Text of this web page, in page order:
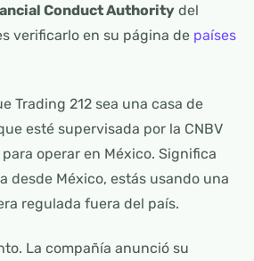
Conduct Authority del
verificarlo en su página de países
Trading 212 sea una casa de
esté supervisada por la CNBV
operar en México. Significa
desde México, estás usando una
regulada fuera del país.
La compañía anunció su